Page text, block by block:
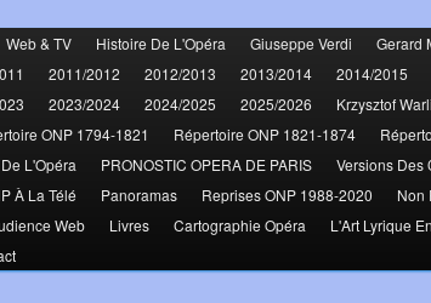
Web & TV Histoire De L'Opéra Giuseppe Verdi Gerard
2011/2012 2012/2013 2013/2014 2014/2015
2023/2024 2024/2025 2025/2026 Krzysztof
ONP 1794-1821 Répertoire ONP 1821-1874
L'Opéra PRONOSTIC OPERA DE PARIS Versions
À La Télé Panoramas Reprises ONP 1988-2020 Non
Web Livres Cartographie Opéra L'Art Lyrique